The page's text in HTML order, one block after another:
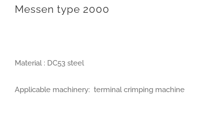
Messen type 2000
Material : DC53 steel
Applicable machinery: terminal crimping machine